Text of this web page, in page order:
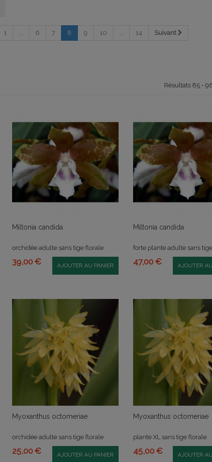
1 ... 6 7 8 9 10 ... 14 Suivant
Résultats 85 -
Miltonia candida
orchidée adulte sans tige florale
39,00 € AJOUTER AU PANIER
Miltonia candida
forte plante adulte sans
47,00 € AJOUTER
Myoxanthus octomeriae
orchidée adulte sans tige florale
25,00 € AJOUTER AU PANIER
Myoxanthus octomeriae
plante XL sans tige florale
45,00 € AJOUTER